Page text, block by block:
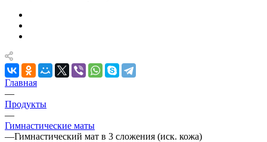
Главная
—
Продукты
—
Гимнастические маты
—Гимнастический мат в 3 сложения (иск. кожа)